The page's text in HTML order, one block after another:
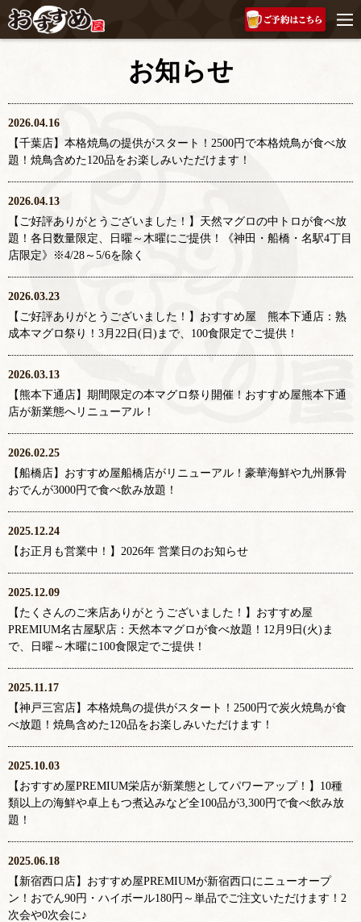
お知らせ
2026.04.16
【千葉店】本格焼鳥の提供がスタート！2500円で本格焼鳥が食べ放
題！焼鳥含めた120品をお楽しみいただけます！
2026.04.13
【ご好評ありがとうございました！】天然マグロの中トロが食べ放
題！各日数量限定、日曜～木曜にご提供！《神田・船橋・名駅4丁目
店限定》※4/28～5/6を除く
2026.03.23
【ご好評ありがとうございました！】おすすめ屋 熊本下通店：熟
成本マグロ祭り！3月22日(日)まで、100食限定でご提供！
2026.03.13
【熊本下通店】期間限定の本マグロ祭り開催！おすすめ屋熊本下通
店が新業態へリニューアル！
2026.02.25
【船橋店】おすすめ屋船橋店がリニューアル！豪華海鮮や九州豚骨
おでんが3000円で食べ飲み放題！
2025.12.24
【お正月も営業中！】2026年 営業日のお知らせ
2025.12.09
【たくさんのご来店ありがとうございました！】おすすめ屋
PREMIUM名古屋駅店：天然本マグロが食べ放題！12月9日(火)ま
で、日曜～木曜に100食限定でご提供！
2025.11.17
【神戸三宮店】本格焼鳥の提供がスタート！2500円で炭火焼鳥が食
べ放題！焼鳥含めた120品をお楽しみいただけます！
2025.10.03
【おすすめ屋PREMIUM栄店が新業態としてパワーアップ！】10種
類以上の海鮮や卓上もつ煮込みなど全100品が3,300円で食べ飲み放
題！
2025.06.18
【新宿西口店】おすすめ屋PREMIUMが新宿西口にニューオープ
ン！おでん90円・ハイボール180円～単品でご注文いただけます！2
次会や0次会に♪